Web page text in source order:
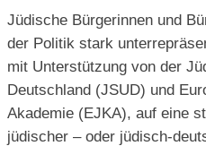
Jüdische Bürgerinnen und
der Politik stark
mit Unterstützung von der
Deutschland (JSUD) und
Akademie (EJKA), auf eine
jüdischer – oder jüdisch-